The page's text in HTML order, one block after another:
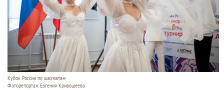
Кубок России по шахматам
Фоторепортаж Евгения Кривошеева